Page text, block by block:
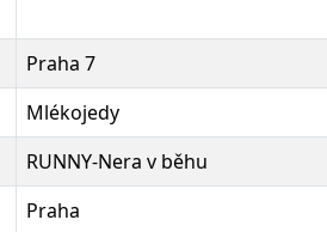
Praha 7
Mlékojedy
RUNNY-Nera v běhu
Praha